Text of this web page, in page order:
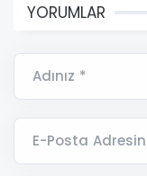
YORUMLAR
Adınız *
E-Posta